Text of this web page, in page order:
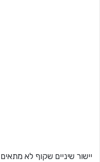
יישור שיניים שקוף לא